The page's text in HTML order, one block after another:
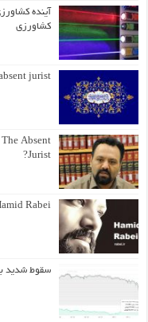
آینده
کشاورزی
jurist
Absent
Jurist?
Rabei
سقوط شدید بیت کوین ؛